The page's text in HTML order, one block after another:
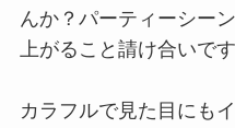
んか？パーティーシー
上がること請け合いです
カラフルで見た目にも